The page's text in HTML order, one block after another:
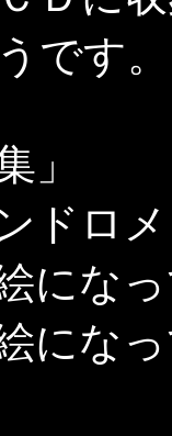
です。
」
ドロ
にな
にな